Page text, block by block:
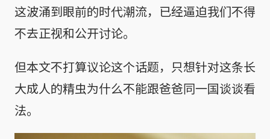
这波涌到眼前的时代潮流，已经逼迫我们不得
不去正视和公开讨论。
但本文不打算议论这个话题，只想针对这条长
大成人的精虫为什么不能跟爸爸同一国谈谈看
法。